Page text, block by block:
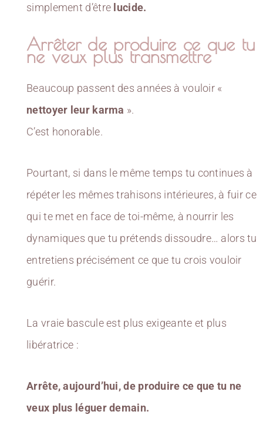
simplement d’être lucide.
Arrêter de produire ce que tu
ne veux plus transmettre
Beaucoup passent des années à vouloir «
nettoyer leur karma ».
C’est honorable.
Pourtant, si dans le même temps tu continues à
répéter les mêmes trahisons intérieures, à fuir ce
qui te met en face de toi-même, à nourrir les
dynamiques que tu prétends dissoudre… alors tu
entretiens précisément ce que tu crois vouloir
guérir.
La vraie bascule est plus exigeante et plus
libératrice :
Arrête, aujourd’hui, de produire ce que tu ne
veux plus léguer demain.